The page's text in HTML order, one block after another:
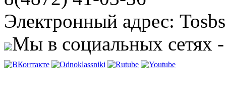
Электронный адрес:
Мы в социальных сетях